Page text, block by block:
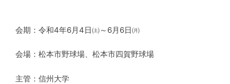
会期：令和4年6月4日㈯～6月6日㈪
会場：松本市野球場、松本市四賀野球場
主管：信州大学